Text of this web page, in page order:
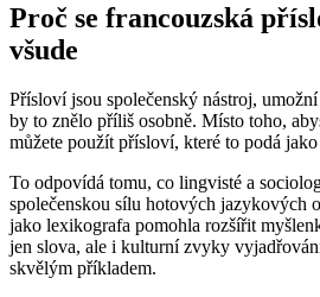
Proč se francouzská
všude
Přísloví jsou společenský nástroj,
by to znělo příliš osobně. Místo toho,
můžete použít přísloví, které to podá
To odpovídá tomu, co lingvisté a
společenskou sílu hotových jazykových
jako lexikografa pomohla rozšířit
jen slova, ale i kulturní zvyky
skvělým příkladem.